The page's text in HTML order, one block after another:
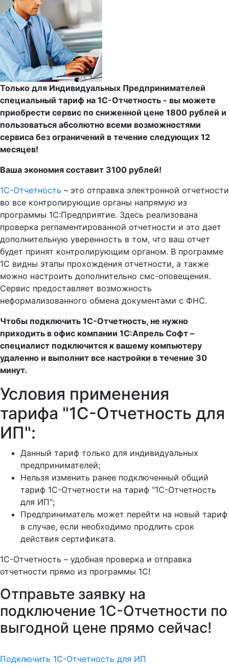
Только для Индивидуальных Предпринимателей
специальный тариф на 1С-Отчетность - вы можете
приобрести сервис по сниженной цене 1800 рублей и
пользоваться абсолютно всеми возможностями
сервиса без ограничений в течение следующих 12
месяцев!
Ваша экономия составит 3100 рублей!
1С-Отчетность – это отправка электронной отчетности
во все контролирующие органы напрямую из
программы 1С:Предприятие. Здесь реализована
проверка регламентированной отчетности и это дает
дополнительную уверенность в том, что ваш отчет
будет принят контролирующим органом. В программе
1С видны этапы прохождения отчетности, а также
можно настроить дополнительно смс-оповещения.
Сервис предоставляет возможность
неформализованного обмена документами с ФНС.
Чтобы подключить 1С-Отчетность, не нужно
приходить в офис компании 1С:Апрель Софт –
специалист подключится к вашему компьютеру
удаленно и выполнит все настройки в течение 30
минут.
Условия применения
тарифа "1С-Отчетность для
ИП":
Данный тариф только для индивидуальных
предпринимателей;
Нельзя изменить ранее подключенный общий
тариф 1С-Отчетности на тариф "1С-Отчетность
для ИП";
Предприниматель может перейти на новый тариф
в случае, если необходимо продлить срок
действия сертификата.
1С-Отчетность – удобная проверка и отправка
отчетности прямо из программы 1С!
Отправьте заявку на
подключение 1С-Отчетности по
выгодной цене прямо сейчас!
Подключить 1С-Отчетность для ИП